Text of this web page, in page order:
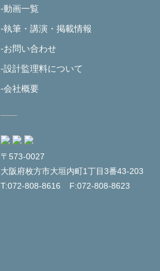
-動画一覧
-執筆・講演・掲載情報
-お問い合わせ
-設計監理料について
-会社概要
〒573-0027
大阪府枚方市大垣内町1丁目3番43-203
T:072-808-8616
F:072-808-8623